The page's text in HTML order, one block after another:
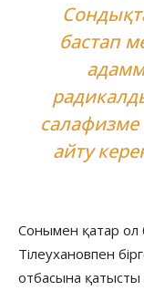
бастап
айту
Сонымен қатар ол
Тілеухановпен
отбасына қатысты